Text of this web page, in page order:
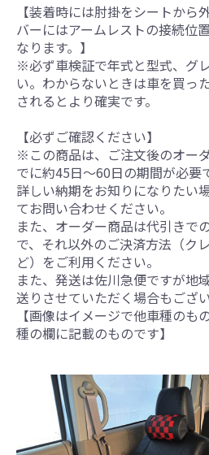
【装着時には肘掛をシートから
バーにはアームレストの接続位
なります。】
※必ず車検証で年式と型式、グ
い。わからないときは車を買っ
されるとより確実です。
【必ずご確認ください】
※この商品は、ご注文後のオー
でに約45日～60日の期間が必要
詳しい納期をお知りになりたい
てお問い合わせください。
また、オーダー商品は代引きで
で、それ以外のご決済方法（ク
ど）をご利用ください。
また、発送は佐川急便ですが地
送りさせていただく場合もござい
【画像はイメージで他車種のも
種の欄に記載のものです】